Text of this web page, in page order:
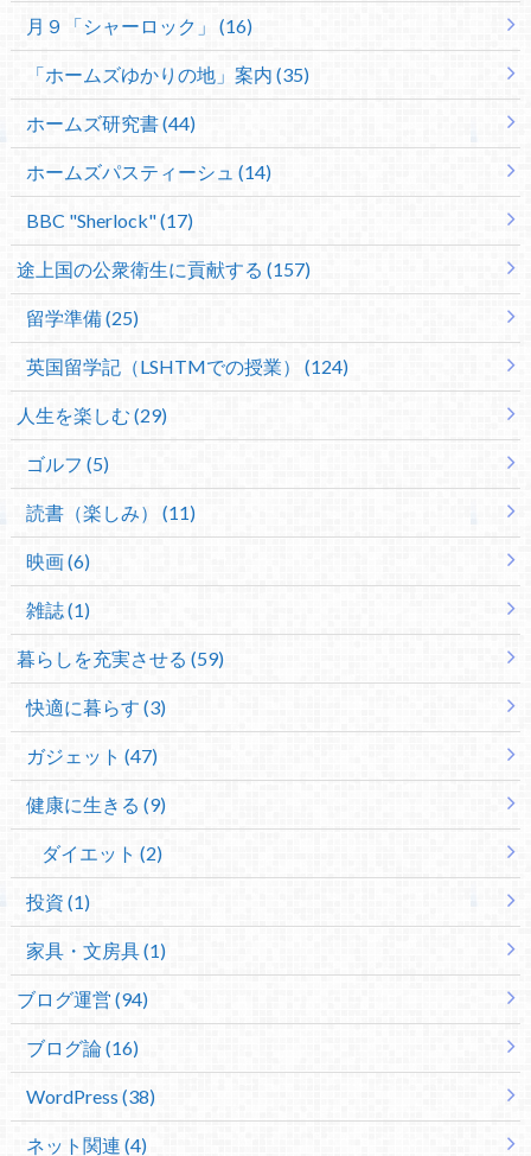
月９「シャーロック」 (16)
「ホームズゆかりの地」案内 (35)
ホームズ研究書 (44)
ホームズパスティーシュ (14)
BBC "Sherlock" (17)
途上国の公衆衛生に貢献する (157)
留学準備 (25)
英国留学記（LSHTMでの授業） (124)
人生を楽しむ (29)
ゴルフ (5)
読書（楽しみ） (11)
映画 (6)
雑誌 (1)
暮らしを充実させる (59)
快適に暮らす (3)
ガジェット (47)
健康に生きる (9)
ダイエット (2)
投資 (1)
家具・文房具 (1)
ブログ運営 (94)
ブログ論 (16)
WordPress (38)
ネット関連 (4)